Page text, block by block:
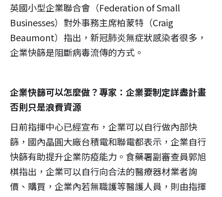
英國小型企業聯合會（Federation of Small
Businesses）對外事務主席柏蒙特（Craig
Beaumont）指出，新冠肺炎無症狀感染者很多，
企業快篩是阻斷病毒流傳的方式。
企業快篩可以怎麼做？專家：企業要制定詳盡計畫
否則只是浪費資源
日前指揮中心已經宣布，企業可以自行做內部快
篩，國內晶圓大廠台積電和聯電都表示，企業自行
快篩有助提升企業防疫能力。食藥署副審查員郭旭
棋指出，企業可以自行向合法的醫療器材業者詢
價、購買，企業內若無職護等醫護人員，則由指揮